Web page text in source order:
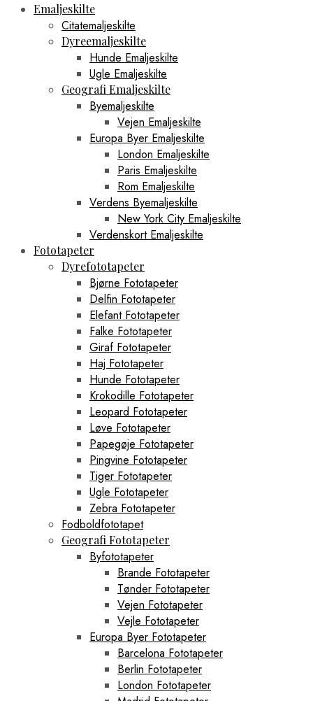
Emaljeskilte
Citatemaljeskilte
Dyreemaljeskilte
Hunde Emaljeskilte
Ugle Emaljeskilte
Geografi Emaljeskilte
Byemaljeskilte
Vejen Emaljeskilte
Europa Byer Emaljeskilte
London Emaljeskilte
Paris Emaljeskilte
Rom Emaljeskilte
Verdens Byemaljeskilte
New York City Emaljeskilte
Verdenskort Emaljeskilte
Fototapeter
Dyrefototapeter
Bjørne Fototapeter
Delfin Fototapeter
Elefant Fototapeter
Falke Fototapeter
Giraf Fototapeter
Haj Fototapeter
Hunde Fototapeter
Krokodille Fototapeter
Leopard Fototapeter
Løve Fototapeter
Papegøje Fototapeter
Pingvine Fototapeter
Tiger Fototapeter
Ugle Fototapeter
Zebra Fototapeter
Fodboldfototapet
Geografi Fototapeter
Byfototapeter
Brande Fototapeter
Tønder Fototapeter
Vejen Fototapeter
Vejle Fototapeter
Europa Byer Fototapeter
Barcelona Fototapeter
Berlin Fototapeter
London Fototapeter